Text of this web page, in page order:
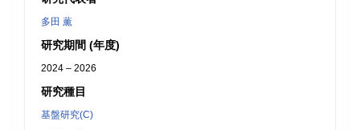
多田 薫
研究期間 (年度)
2024 – 2026
研究種目
基盤研究(C)